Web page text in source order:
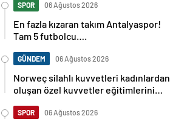
SPOR 06 Ağustos 2026
En fazla kızaran takım Antalyaspor!
Tam 5 futbolcu….
GÜNDEM 06 Ağustos 2026
Norweç silahlı kuvvetleri kadınlardan
oluşan özel kuvvetler eğitimlerini
SPOR 06 Ağustos 2026